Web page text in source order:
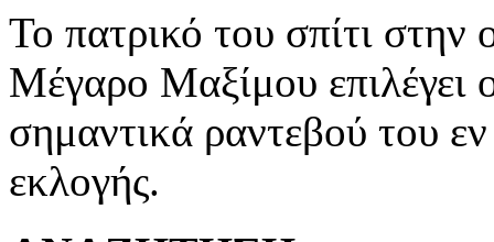
Το πατρικό του σπίτι
Μέγαρο Μαξίμου επιλέγει
σημαντικά ραντεβού του
εκλογής.